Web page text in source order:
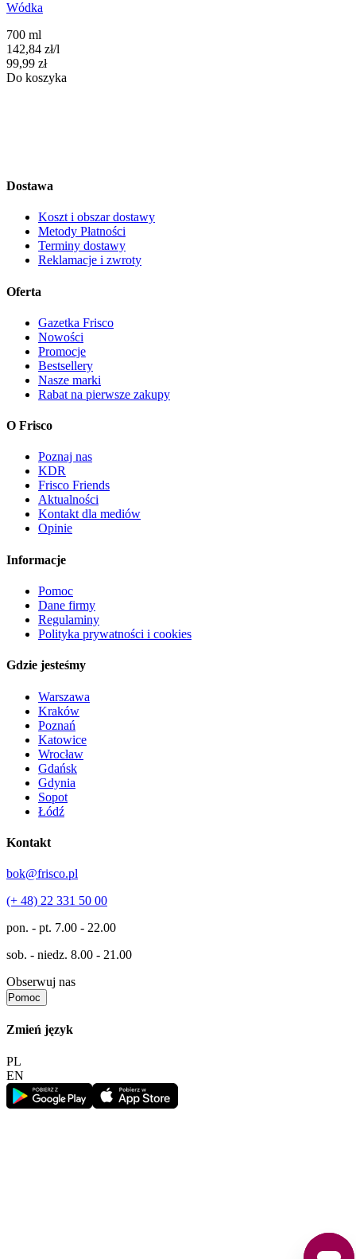
Wódka
700 ml
142,84 zł/l
Cena
99,99 zł
Do koszyka
Dostawa
Koszt i obszar dostawy
Metody Płatności
Terminy dostawy
Reklamacje i zwroty
Oferta
Gazetka Frisco
Nowości
Promocje
Bestsellery
Nasze marki
Rabat na pierwsze zakupy
O Frisco
Poznaj nas
KDR
Frisco Friends
Aktualności
Kontakt dla mediów
Opinie
Informacje
Pomoc
Dane firmy
Regulaminy
Polityka prywatności i cookies
Gdzie jesteśmy
Warszawa
Kraków
Poznań
Katowice
Wrocław
Gdańsk
Gdynia
Sopot
Łódź
Kontakt
bok@frisco.pl
(+ 48) 22 331 50 00
pon. - pt. 7.00 - 22.00
sob. - niedz. 8.00 - 21.00
Obserwuj nas
Pomoc
Zmień język
PL
EN